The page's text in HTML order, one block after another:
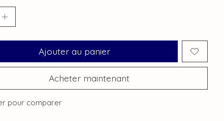
Ajouter au panier
Acheter maintenant
pour comparer